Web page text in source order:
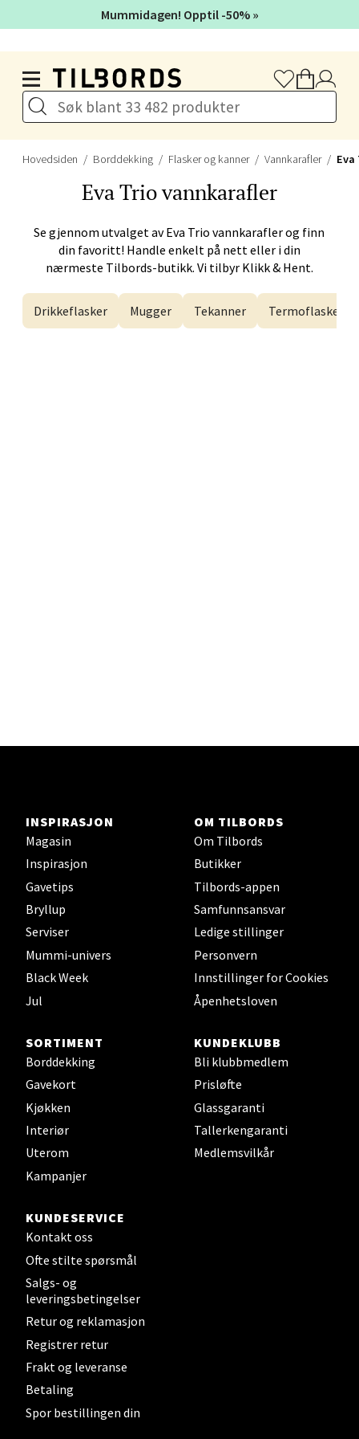
Hovedsiden Borddekking Flasker og kanner Vannkarafler Eva
Eva Triovannkarafler
Se gjennom utvalget avEva Trio vannkarafler og finn
din favoritt! Handle enkelt på nett eller i din
nærmeste Tilbords-butikk. Vi tilbyr Klikk & Hent.
Drikkeflasker Mugger Tekanner Termoflasker
INSPIRASJON
Magasin
Inspirasjon
Gavetips
Bryllup
Serviser
Mummi-univers
Black Week
Jul
OM TILBORDS
Om Tilbords
Butikker
Tilbords-appen
Samfunnsansvar
Ledige stillinger
Personvern
Innstillinger for Cookies
Åpenhetsloven
SORTIMENT
Borddekking
Gavekort
Kjøkken
Interiør
Uterom
Kampanjer
KUNDEKLUBB
Bli klubbmedlem
Prisløfte
Glassgaranti
Tallerkengaranti
Medlemsvilkår
KUNDESERVICE
Kontakt oss
Ofte stilte spørsmål
Salgs- og
leveringsbetingelser
Retur og reklamasjon
Registrer retur
Frakt og leveranse
Betaling
Spor bestillingen din
Mummidagen! Opptil -50% »
Bergen - Galleriet
Torgalmenningen 8, 5014 Bergen
Velg
Gjøvik - CC Gjøvik
Bergen - Horisont
Myrdalsvegen 2, 5130 Nyborg
Åpent i dag 10-21
Velg
Sandefjord - Hvaltorvet
Torget 7, 3210 Sandefjord
Åpent i dag 10-20
Tromsø - Jekta Storsenter
Karlsøyveien 12, 9015 Tromsø
Åpent i dag 10-21